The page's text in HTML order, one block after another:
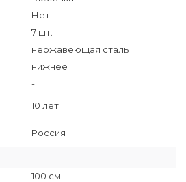
Нет
7 шт.
нержавеющая сталь
нижнее
-
10 лет
Россия
100 см